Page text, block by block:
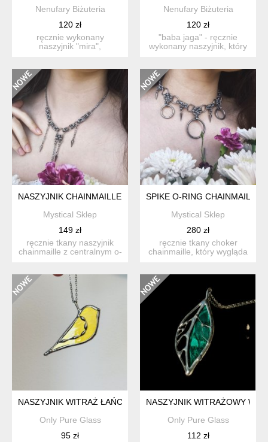
Nenufary Biżuteria
120 zł
ręcznie wykonany
naszyjnik "mira",
Nenufary Biżuteria
120 zł
"baba jaga" - ręcznie
wykonany naszyjnik, który
NASZYJNIK CHAINMAILLE Z KOLCAMI ZE STALI
Mystical Sklep
149 zł
ręcznie tkany naszyjnik
chainmaille z centralnym o-
SPIKE O-RING CHAINMAILLE
Mystical Sklep
280 zł
ręcznie tkany choker
chainmaille, który wygląda
NASZYJNIK WITRAŻ ŁAŃCUSZEK ZE SZKLANĄ ZAWIESZKĄ
Only Pure Glass
95 zł
NASZYJNIK WITRAŻOWY
Only Pure Glass
112 zł